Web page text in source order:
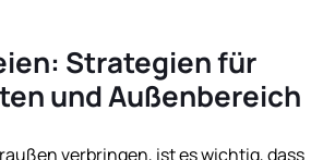
Strategien für
und Außenbereich
verbringen, ist es wichtig, dass